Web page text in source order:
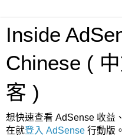
Inside
Chinese (
客 )
想快速查看 AdSense 收益
在就登入 AdSense 行動版。